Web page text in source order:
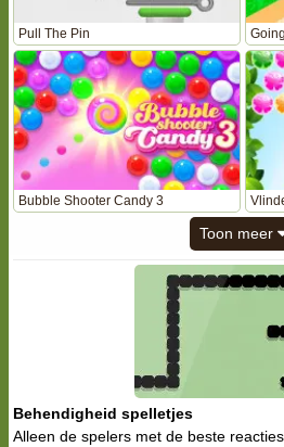
Pull The Pin
Bubble Shooter Candy 3
Toon meer
Behendigheid spelletjes
Alleen de spelers met de beste